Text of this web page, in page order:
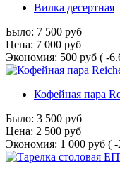
Вилка десертная
Было: 7 500 руб
Цена: 7 000 руб
Экономия: 500 руб ( -
Кофейная пара
Было: 3 500 руб
Цена: 2 500 руб
Экономия: 1 000 руб ( -